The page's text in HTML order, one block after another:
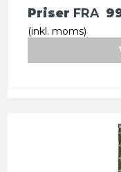
Priser FRA
(inkl. moms)